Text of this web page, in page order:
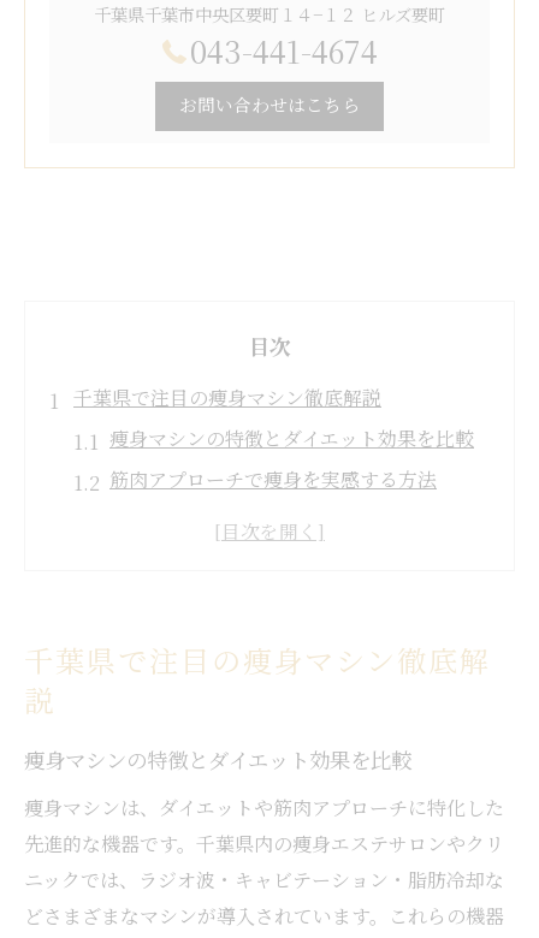
千葉県千葉市中央区要町１４−１２ ヒルズ要町
043-441-4674
お問い合わせはこちら
目次
千葉県で注目の痩身マシン徹底解説
痩身マシンの特徴とダイエット効果を比較
筋肉アプローチで痩身を実感する方法
千葉県で人気の痩身・ダイエット事情
ダイエット成功へ導く千葉の技術とは
千葉発の痩身マシンがダイエットを変える
ト
痩身エステ千葉の独自技術で効果を実感
ダイエット・痩身効果の検証と体験レポー
ト
筋肉と痩身を両立する施術の選び方
千葉県で注目の痩身マシン徹底解
説
痩身マシンの特徴とダイエット効果を比較
痩身マシンは、ダイエットや筋肉アプローチに特化した
先進的な機器です。千葉県内の痩身エステサロンやクリ
ニックでは、ラジオ波・キャビテーション・脂肪冷却な
どさまざまなマシンが導入されています。これらの機器